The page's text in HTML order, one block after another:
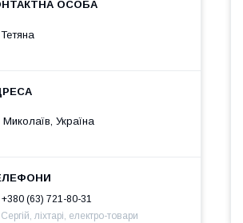
Тетяна
Миколаїв, Україна
+380 (63) 721-80-31
Сергій, ліхтарі, електро-товари